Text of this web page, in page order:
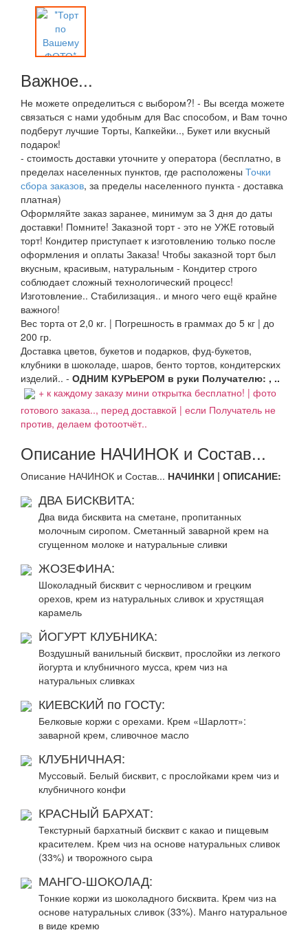
Важное...
Не можете определиться с выбором?! - Вы всегда можете
связаться с нами удобным для Вас способом, и Вам точно
подберут лучшие Торты, Капкейки.., Букет или вкусный
подарок!
- стоимость доставки уточните у оператора (бесплатно, в
пределах населенных пунктов, где расположены Точки
сбора заказов, за пределы населенного пункта - доставка
платная)
Оформляйте заказ заранее, минимум за 3 дня до даты
доставки! Помните! Заказной торт - это не УЖЕ готовый
торт! Кондитер приступает к изготовлению только после
оформления и оплаты Заказа! Чтобы заказной торт был
вкусным, красивым, натуральным - Кондитер строго
соблюдает сложный технологический процесс!
Изготовление.. Стабилизация.. и много чего ещё крайне
важного!
Вес торта от 2,0 кг. | Погрешность в граммах до 5 кг | до
200 гр.
Доставка цветов, букетов и подарков, фуд-букетов,
клубники в шоколаде, шаров, бенто тортов, кондитерских
изделий.. - ОДНИМ КУРЬЕРОМ в руки Получателю: , ..
+ к каждому заказу мини открытка бесплатно! | фото
готового заказа.., перед доставкой | если Получатель не
против, делаем фотоотчёт..
Описание НАЧИНОК и Состав...
Описание НАЧИНОК и Состав... НАЧИНКИ | ОПИСАНИЕ:
ДВА БИСКВИТА:
Два вида бисквита на сметане, пропитанных
молочным сиропом. Сметанный заварной крем на
сгущенном молоке и натуральные сливки
ЖОЗЕФИНА:
Шоколадный бисквит с черносливом и грецким
орехов, крем из натуральных сливок и хрустящая
карамель
ЙОГУРТ КЛУБНИКА:
Воздушный ванильный бисквит, прослойки из легкого
йогурта и клубничного мусса, крем чиз на
натуральных сливках
КИЕВСКИЙ по ГОСТу:
Белковые коржи с орехами. Крем «Шарлотт»:
заварной крем, сливочное масло
КЛУБНИЧНАЯ:
Муссовый. Белый бисквит, с прослойками крем чиз и
клубничного конфи
КРАСНЫЙ БАРХАТ:
Текстурный бархатный бисквит с какао и пищевым
красителем. Крем чиз на основе натуральных сливок
(33%) и творожного сыра
МАНГО-ШОКОЛАД:
Тонкие коржи из шоколадного бисквита. Крем чиз на
основе натуральных сливок (33%). Манго натуральное
в виде кремю